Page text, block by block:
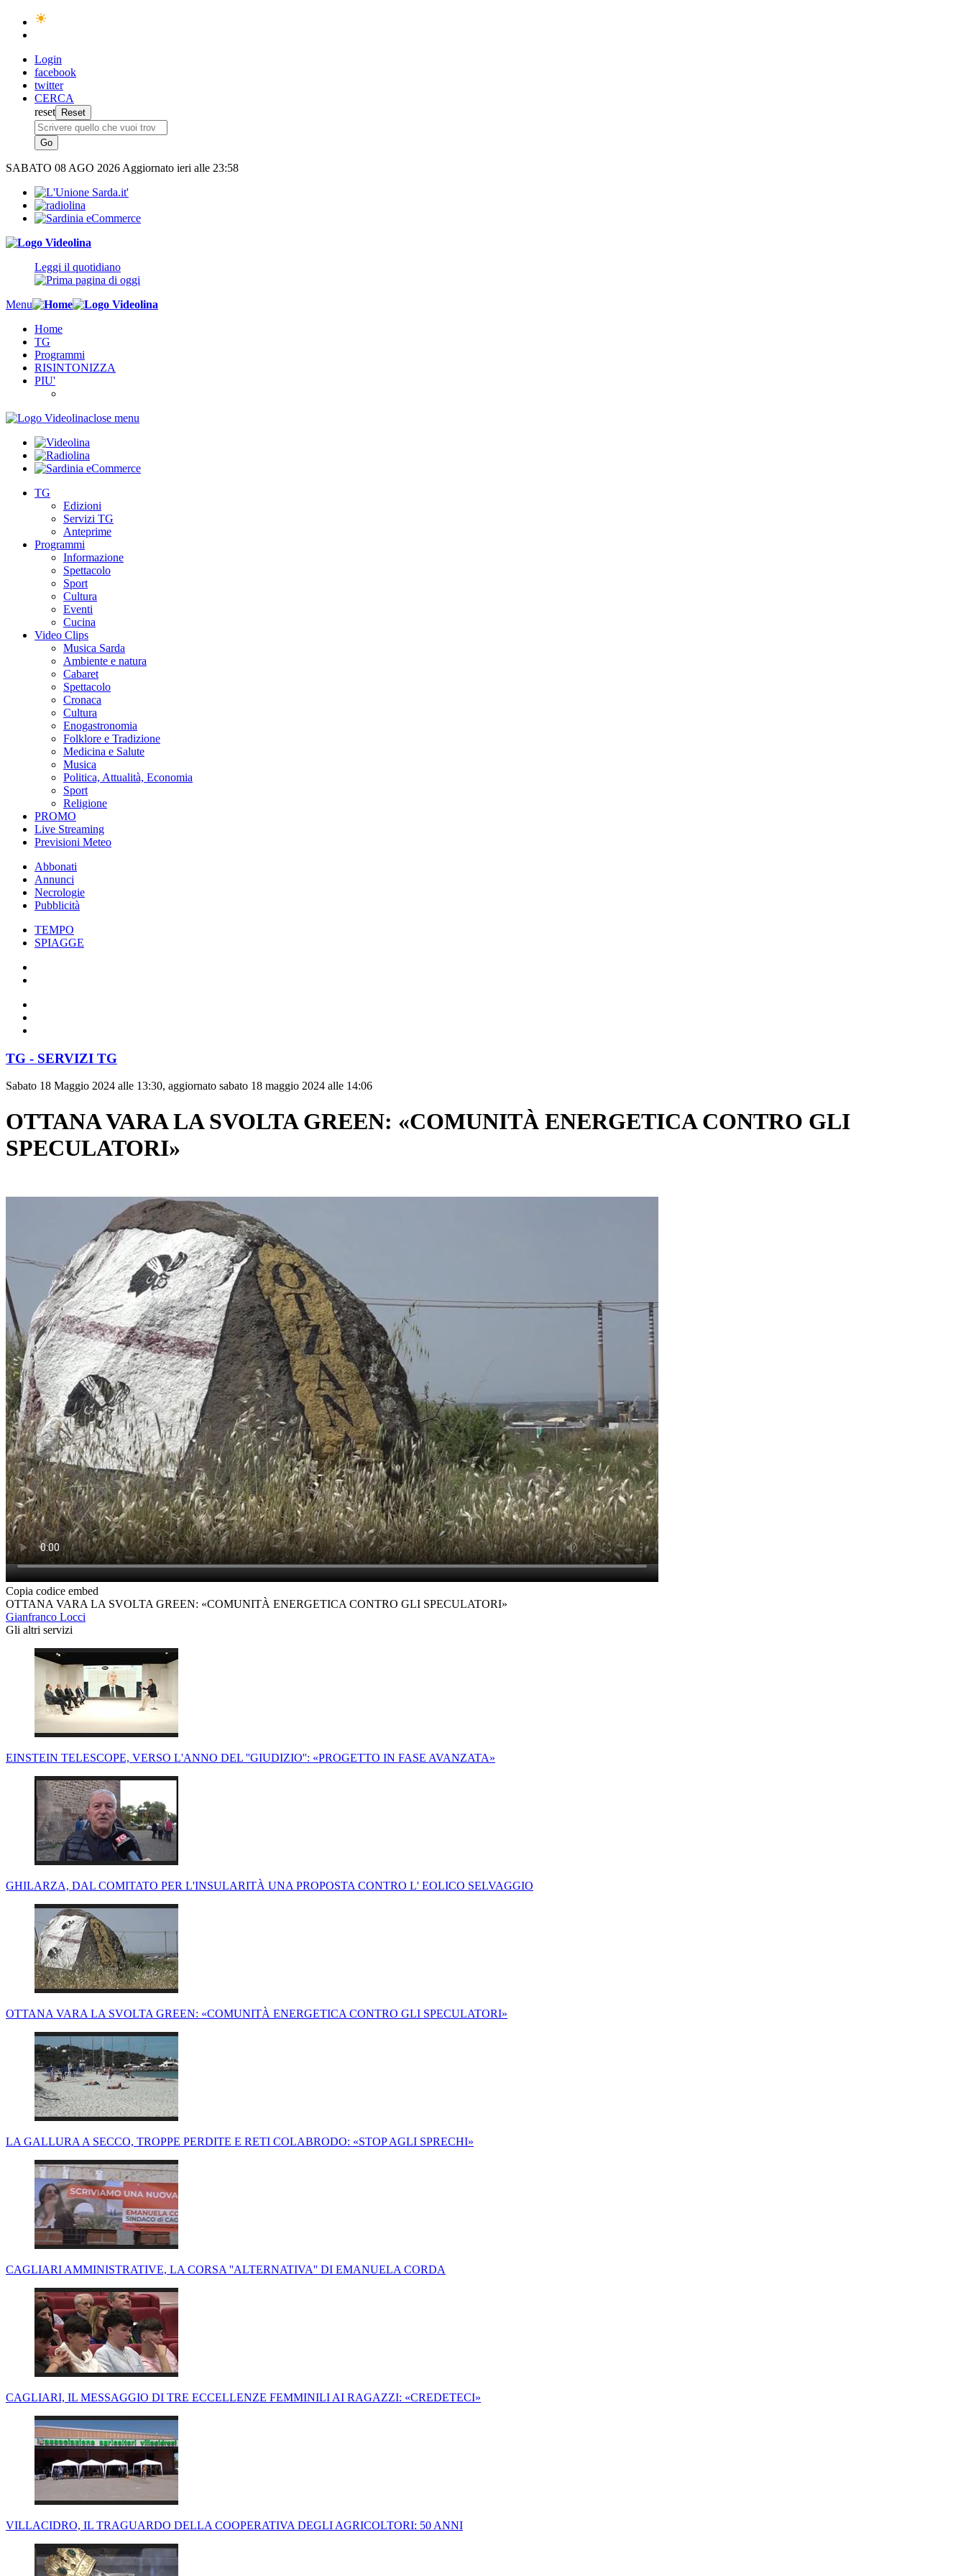
Login
facebook
twitter
CERCA
reset
SABATO 08 AGO 2026 Aggiornato ieri alle 23:58
Leggi il quotidiano
Menu
Home
TG
Programmi
RISINTONIZZA
PIU'
close menu
TG
Edizioni
Servizi TG
Anteprime
Programmi
Informazione
Spettacolo
Sport
Cultura
Eventi
Cucina
Video Clips
Musica Sarda
Ambiente e natura
Cabaret
Spettacolo
Cronaca
Cultura
Enogastronomia
Folklore e Tradizione
Medicina e Salute
Musica
Politica, Attualità, Economia
Sport
Religione
PROMO
Live Streaming
Previsioni Meteo
Abbonati
Annunci
Necrologie
Pubblicità
TEMPO
SPIAGGE
TG - SERVIZI TG
Sabato 18 Maggio 2024 alle 13:30, aggiornato sabato 18 maggio 2024 alle 14:06
OTTANA VARA LA SVOLTA GREEN: «COMUNITÀ ENERGETICA CONTRO GLI
SPECULATORI»
Copia codice embed
OTTANA VARA LA SVOLTA GREEN: «COMUNITÀ ENERGETICA CONTRO GLI SPECULATORI»
Gianfranco Locci
Gli altri servizi
EINSTEIN TELESCOPE, VERSO L'ANNO DEL ''GIUDIZIO'': «PROGETTO IN FASE AVANZATA»
GHILARZA, DAL COMITATO PER L'INSULARITÀ UNA PROPOSTA CONTRO L' EOLICO SELVAGGIO
OTTANA VARA LA SVOLTA GREEN: «COMUNITÀ ENERGETICA CONTRO GLI SPECULATORI»
LA GALLURA A SECCO, TROPPE PERDITE E RETI COLABRODO: «STOP AGLI SPRECHI»
CAGLIARI AMMINISTRATIVE, LA CORSA ''ALTERNATIVA'' DI EMANUELA CORDA
CAGLIARI, IL MESSAGGIO DI TRE ECCELLENZE FEMMINILI AI RAGAZZI: «CREDETECI»
VILLACIDRO, IL TRAGUARDO DELLA COOPERATIVA DEGLI AGRICOLTORI: 50 ANNI